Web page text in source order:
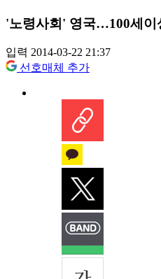
'노령사회' 영국…100세이
입력 2014-03-22 21:37
선호매체 추가